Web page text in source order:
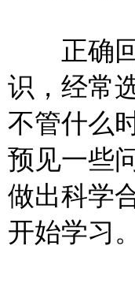
正确回
识，经常
不管什么
预见一些
做出科学
开始学习